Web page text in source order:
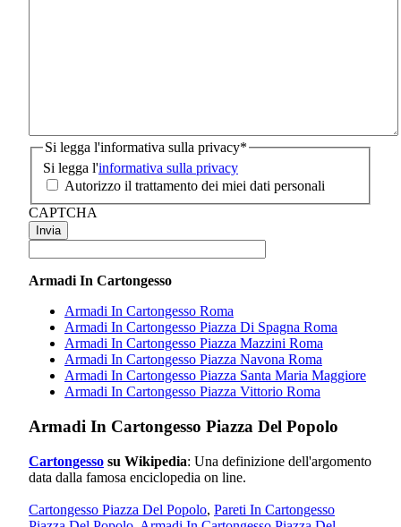
Si legga l'informativa sulla privacy*
Si legga l'informativa sulla privacy
Autorizzo il trattamento dei miei dati personali
CAPTCHA
Armadi In Cartongesso
Armadi In Cartongesso Roma
Armadi In Cartongesso Piazza Di Spagna Roma
Armadi In Cartongesso Piazza Mazzini Roma
Armadi In Cartongesso Piazza Navona Roma
Armadi In Cartongesso Piazza Santa Maria Maggiore
Armadi In Cartongesso Piazza Vittorio Roma
Armadi In Cartongesso Piazza Del Popolo
Cartongesso su Wikipedia: Una definizione dell'argomento
data dalla famosa enciclopedia on line.
Cartongesso Piazza Del Popolo, Pareti In Cartongesso